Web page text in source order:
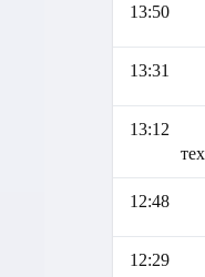
13:50
13:31
13:12
12:48
12:29